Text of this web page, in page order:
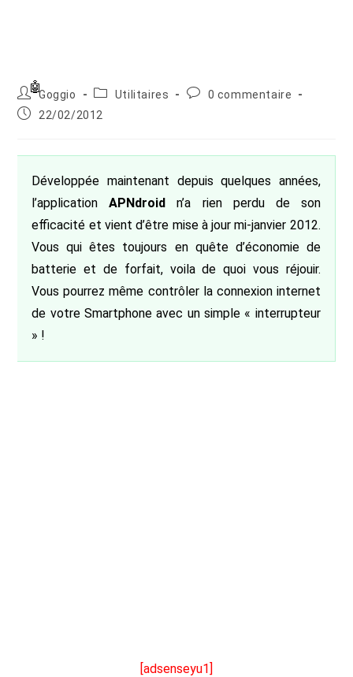
Auteur/autrice
de
la
Goggio
PostUtilitaires
Commentaires
0 commentaire
Publication
22/02/2012
Développée maintenant depuis quelques années,
l’applicationAPNdroid n’a rien perdu de son
efficacité et vient d’être mise à jour mi-janvier 2012.
Vous qui êtes toujours en quête d’économie de
batterie et de forfait, voila de quoi vous réjouir.
Vous pourrez même contrôler la connexion internet
de votre Smartphone avec un simple « interrupteur
» !
[adsenseyu1]